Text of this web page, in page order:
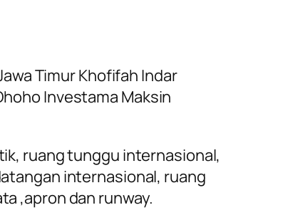
Timur Khofifah Indar
Investama Maksin
ruang tunggu internasional,
internasional, ruang
,apron dan runway.